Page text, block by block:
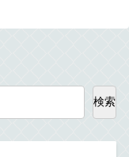
検索